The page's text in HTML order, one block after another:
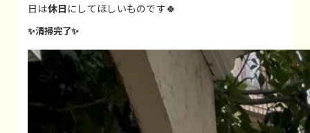
日は休日 にしてほしいものです🍀
✨清掃完了✨